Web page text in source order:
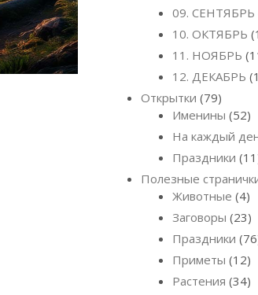
09. СЕНТЯБРЬ
10. ОКТЯБРЬ
11. НОЯБРЬ
12. ДЕКАБРЬ
Открытки (79)
Именины (52)
На каждый
Праздники
Полезные
Животные (4)
Заговоры (23)
Праздники
Приметы (12)
Растения (34)